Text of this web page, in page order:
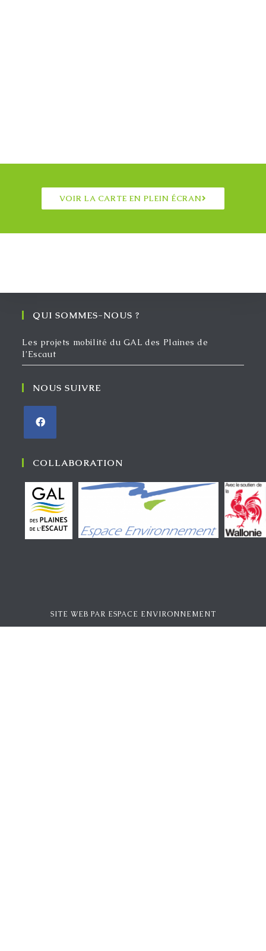
VOIR LA CARTE EN PLEIN ÉCRAN
QUI SOMMES-NOUS ?
Les projets mobilité du GAL des Plaines de
l’Escaut
NOUS SUIVRE
COLLABORATION
SITE WEB PAR ESPACE ENVIRONNEMENT